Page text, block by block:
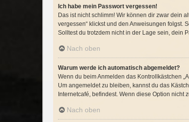
Ich habe mein Passwort vergessen!
Das ist nicht schlimm! Wir können dir zwar dein
vergessen“ klickst und den Anweisungen folgst.
Solltest du trotzdem nicht in der Lage sein, dein
Nach oben
Warum werde ich automatisch abgemeldet?
Wenn du beim Anmelden das Kontrollkästchen
Um angemeldet zu bleiben, kannst du das
Internetcafé, befindest. Wenn diese Option
Nach oben